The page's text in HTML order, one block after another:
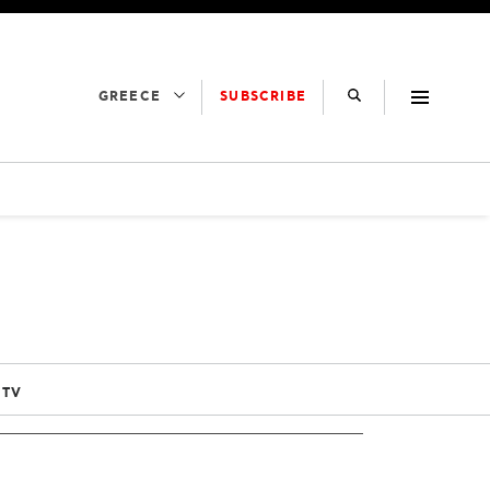
GREECE SUBSCRIBE